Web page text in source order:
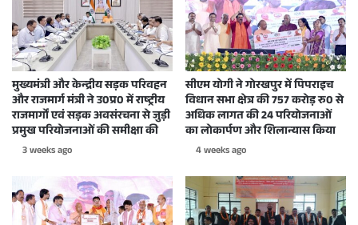
मुख्यमंत्री और केन्द्रीय सड़क परिवहन
और राजमार्ग मंत्री ने उ0प्र0 में राष्ट्रीय
राजमार्गों एवं सड़क अवसंरचना से जुड़ी
प्रमुख परियोजनाओं की समीक्षा की
3 weeks ago
सीएम योगी ने गोरखपुर में पिपराइच
विधान सभा क्षेत्र की 757 करोड़ रु0 से
अधिक लागत की 24 परियोजनाओं
का लोकार्पण और शिलान्यास किया
4 weeks ago